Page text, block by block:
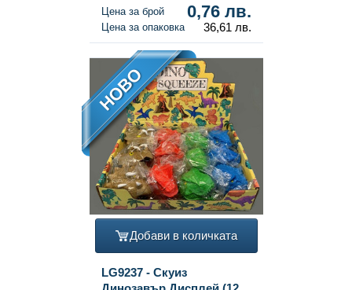
Цена за брой 0,76 лв.
Цена за опаковка 36,61 лв.
НОВО
Добави в количката
LG9237 - Скуиз